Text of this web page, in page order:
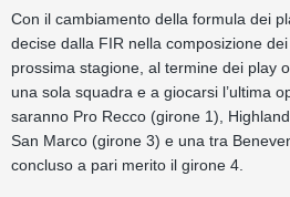
Con il cambiamento della formula dei
decise dalla FIR nella composizione
prossima stagione, al termine dei play
una sola squadra e a giocarsi l’ultima
saranno Pro Recco (girone 1),
San Marco (girone 3) e una tra
concluso a pari merito il girone 4.